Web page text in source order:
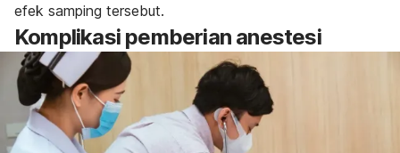
efek samping tersebut.
Komplikasi pemberian anestesi